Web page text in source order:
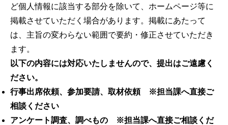
ど個人情報に該当する部分を除いて、ホームページ等に
掲載させていただく場合があります。掲載にあたって
は、主旨の変わらない範囲で要約・修正させていただき
ます。
以下の内容には対応いたしませんので、提出はご遠慮く
ださい。
行事出席依頼、参加要請、取材依頼 ※担当課へ直接ご
相談ください
アンケート調査、調べもの ※担当課へ直接ご相談くだ